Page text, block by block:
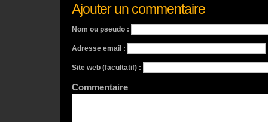
Ajouter un commentaire
Nom ou pseudo :
Adresse email :
Site web (facultatif) :